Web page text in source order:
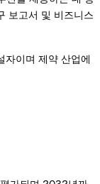
보고서 및 비즈니스
자이며 제약 산업에